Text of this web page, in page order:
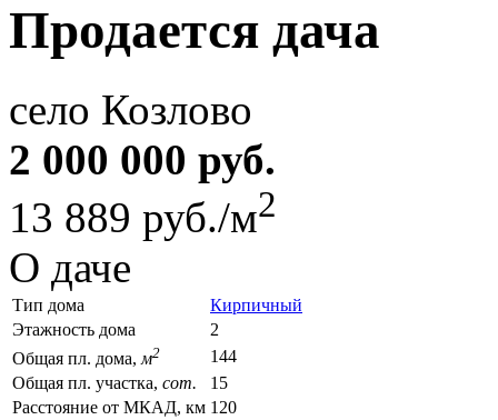
Продается дача
село Козлово
2 000 000 руб.
13 889 руб./м2
О даче
Тип дома
Кирпичный
Этажность дома
2
Общая пл. дома, м2
144
Общая пл. участка, сот.
15
Расстояние от МКАД, км 120